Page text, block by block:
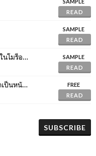
READ
SAMPLE
READ
02 เงินบาทแปลกหน้าเกินกว่าที่จะใช้ในโมร็อกโก
SAMPLE
READ
[EXTRA] เรื่องราวในไดอารีที่ขยายมาเป็นหนังสือ
FREE
READ
SUBSCRIBE